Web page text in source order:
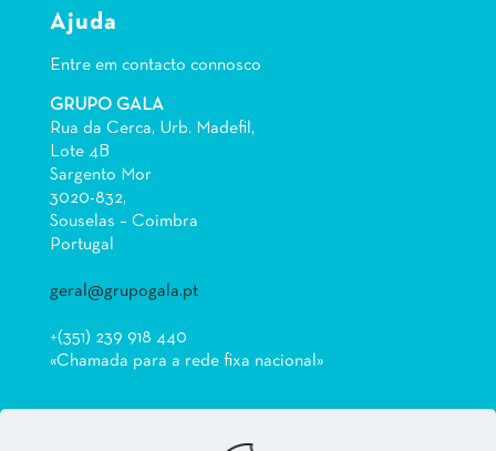
Ajuda
Entre em contacto connosco
GRUPO GALA
Rua da Cerca, Urb. Madefil,
Lote 4B
Sargento Mor
3020-832,
Souselas – Coimbra
Portugal
geral@grupogala.pt
+(351) 239 918 440
«Chamada para a rede fixa nacional»